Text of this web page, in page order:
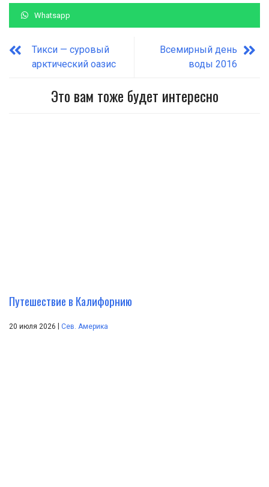
Whatsapp
Тикси — суровый
арктический оазис
Всемирный день
воды 2016
Это вам тоже будет интересно
Путешествие в Калифорнию
20 июля 2026 | Сев. Америка